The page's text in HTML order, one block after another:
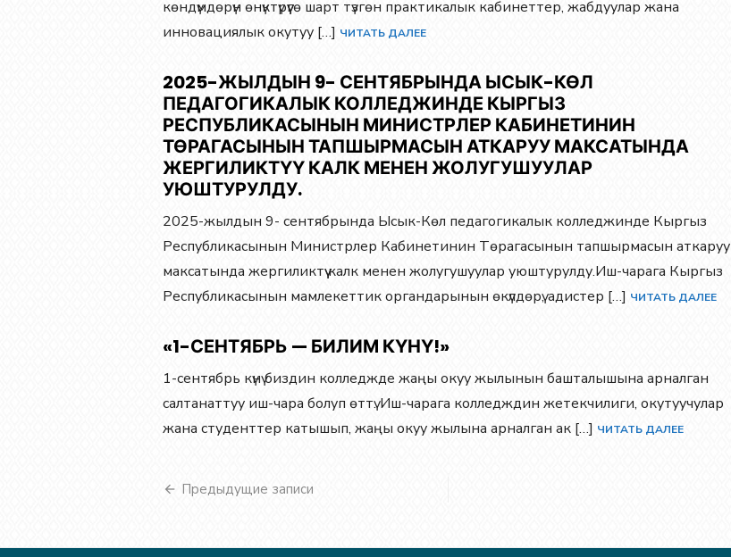
көндүмдөрүн өнүктүрүүгө шарт түзгөн практикалык кабинеттер, жабдуулар жана
инновациялык окутуу […] ЧИТАТЬ ДАЛЕЕ
2025-ЖЫЛДЫН 9- СЕНТЯБРЫНДА ЫСЫК-КӨЛ
ПЕДАГОГИКАЛЫК КОЛЛЕДЖИНДЕ КЫРГЫЗ
РЕСПУБЛИКАСЫНЫН МИНИСТРЛЕР КАБИНЕТИНИН
ТӨРАГАСЫНЫН ТАПШЫРМАСЫН АТКАРУУ МАКСАТЫНДА
ЖЕРГИЛИКТҮҮ КАЛК МЕНЕН ЖОЛУГУШУУЛАР
УЮШТУРУЛДУ.
2025-жылдын 9- сентябрында Ысык-Көл педагогикалык колледжинде Кыргыз
Республикасынын Министрлер Кабинетинин Төрагасынын тапшырмасын аткаруу
максатында жергиликтүү калк менен жолугушуулар уюштурулду.Иш-чарага Кыргыз
Республикасынын мамлекеттик органдарынын өкүлдөрү, адистер […] ЧИТАТЬ ДАЛЕЕ
«1-СЕНТЯБРЬ — БИЛИМ КҮНҮ!»
1-сентябрь күнү биздин колледжде жаңы окуу жылынын башталышына арналган
салтанаттуу иш-чара болуп өттү. Иш-чарага колледждин жетекчилиги, окутуучулар
жана студенттер катышып, жаңы окуу жылына арналган ак […] ЧИТАТЬ ДАЛЕЕ
Навигация
Предыдущие записи